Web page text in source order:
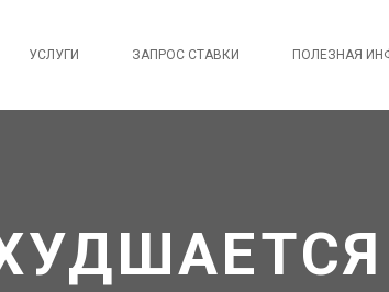
УСЛУГИ ЗАПРОС СТАВКИ ПОЛЕЗНАЯ